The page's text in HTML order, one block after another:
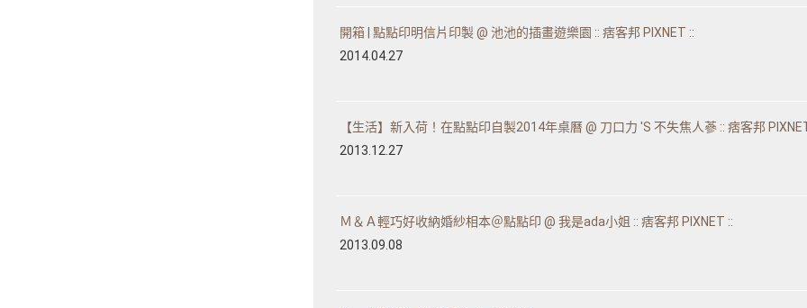
開箱 | 點點印明信片印製 @ 池池的插畫遊樂園 :: 痞客邦 PIXNET ::
2014.04.27
【生活】新入荷！在點點印自製2014年桌曆 @ 刀口力 'S 不失焦人蔘 :: 痞客邦
2013.12.27
Ｍ＆Ａ輕巧好收納婚紗相本＠點點印 @ 我是ada小姐 :: 痞客邦 PIXNET ::
2013.09.08